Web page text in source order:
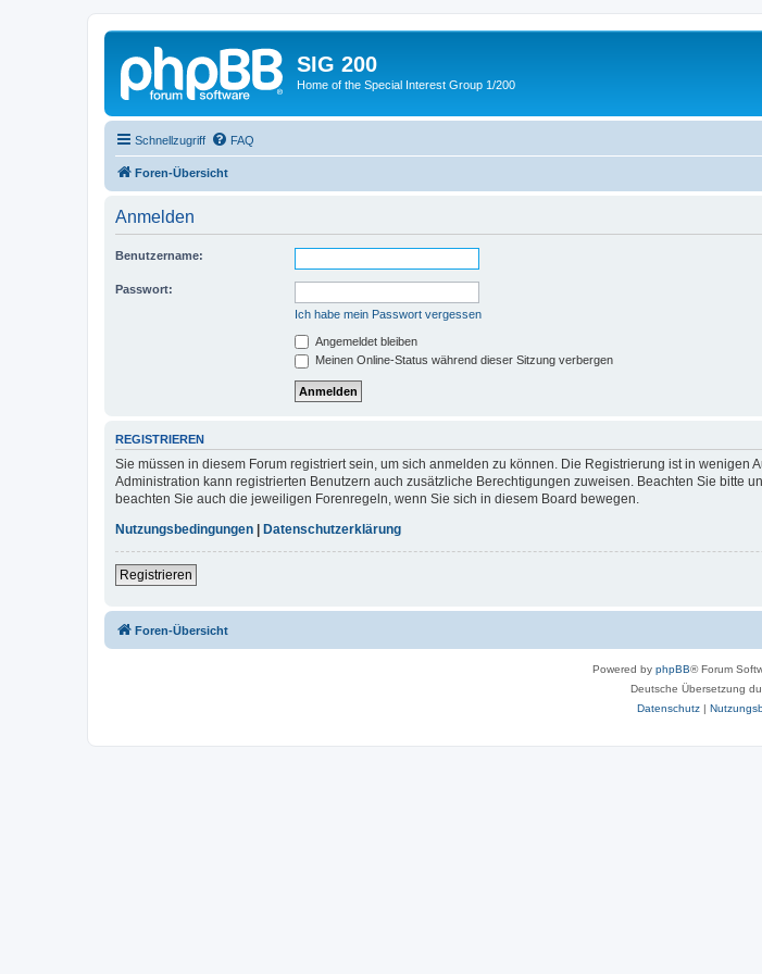
SIG 200
Home of the Special Interest Group 1/200
Schnellzugriff FAQ
Foren-Übersicht
Anmelden
Benutzername:
Passwort:
Ich habe mein Passwort vergessen
Angemeldet bleiben
Meinen Online-Status während dieser Sitzung verbergen
REGISTRIEREN
Sie müssen in diesem Forum registriert sein, um sich anmelden zu können. Die Registrierung ist in
Administration kann registrierten Benutzern auch zusätzliche Berechtigungen zuweisen. Beachten Sie bitte
beachten Sie auch die jeweiligen Forenregeln, wenn Sie sich in diesem Board bewegen.
Nutzungsbedingungen
Datenschutzerklärung
Registrieren
Foren-Übersicht
Powered by phpBB® Forum
Deutsche Übersetzung
Datenschutz|